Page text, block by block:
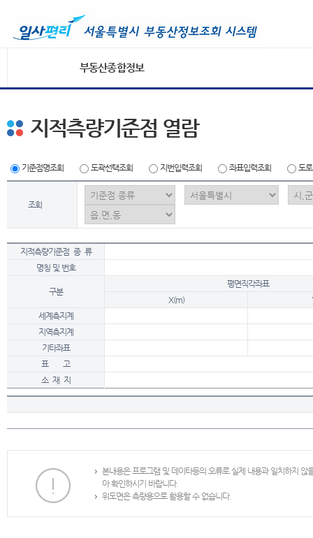
부동산종합정보
지적측량기준점 열람
기준점명조회 도곽선택조회 지번입력조회 좌표입력조회 도
조회
지적측량기준점 종 류
명칭 및 번호
구분
평면직각좌표
X(m)
세계측지계
지역측지계
기타좌표
표 고
소 재 지
본내용은 프로그램 및 데이타등의 오류로 실제 내용과 일치하지
아 확인하시기 바랍니다.
위도면은 측량용으로 활용할 수 없습니다.